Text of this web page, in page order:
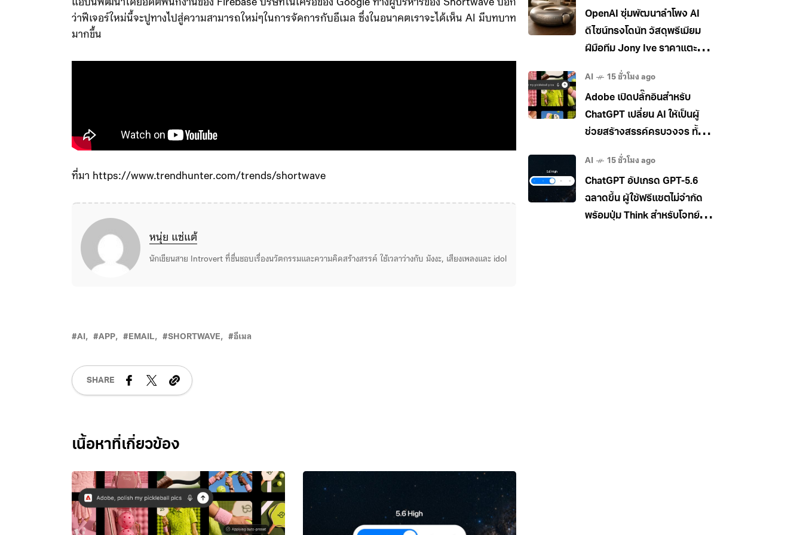
แอปนี้พัฒนาโดยอดีตพนักงานของ Firebase บริษัทในเครือของ Google ทางผู้บริหารของ Shortwave บอก
ว่าฟีเจอร์ใหม่นี้จะปูทางไปสู่ความสามารถใหม่ๆในการจัดการกับอีเมล ซึ่งในอนาคตเราจะได้เห็น AI มีบทบาท
มากขึ้น
ที่มา https://www.trendhunter.com/trends/shortwave
หนุ่ย แซ่แต้
นักเขียนสาย Introvert ที่ชื่นชอบเรื่องนวัตกรรมและความคิดสร้างสรรค์ ใช้เวลาว่างกับ มังงะ, เสียงเพลงและ idol
AI APP EMAIL SHORTWAVE อีเมล
SHARE
Related Posts
OpenAI ซุ่มพัฒนาลำโพง AI
ดีไซน์ทรงโดนัท วัสดุพรีเมียม
ฝีมือทีม Jony Ive ราคาแตะ
AI 15 ชั่วโมง ago
Adobe เปิดปลั๊กอินสำหรับ
ChatGPT เปลี่ยน AI ให้เป็นผู้
ช่วยสร้างสรรค์ครบวงจร ทั้ง
AI 15 ชั่วโมง ago
ChatGPT อัปเกรด GPT-5.6
ฉลาดขึ้น ผู้ใช้ฟรีแชตไม่จำกัด
พร้อมปุ่ม Think สำหรับโจทย์